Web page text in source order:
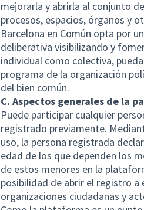
mejorarla y abrirla al conjunto
procesos, espacios, órganos y
Barcelona en Común opta por
deliberativa visibilizando y
individual como colectiva,
programa de la organización
del bien común.
C. Aspectos generales de la
Puede participar cualquier
registrado previamente.
uso, la persona registrada
edad de los que dependen los
de estos menores en la
posibilidad de abrir el registro
organizaciones ciudadanas y